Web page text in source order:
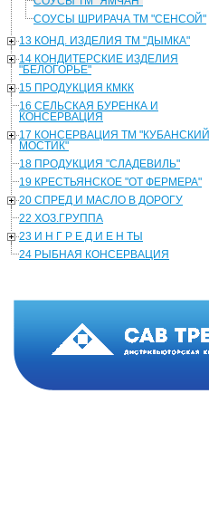
СОУСЫ ШРИРАЧА ТМ "СЕНСОЙ"
13 КОНД. ИЗДЕЛИЯ ТМ "ДЫМКА"
14 КОНДИТЕРСКИЕ ИЗДЕЛИЯ
"БЕЛОГОРЬЕ"
15 ПРОДУКЦИЯ КМКК
16 СЕЛЬСКАЯ БУРЕНКА И
КОНСЕРВАЦИЯ
17 КОНСЕРВАЦИЯ ТМ "КУБАНСКИЙ
МОСТИК"
18 ПРОДУКЦИЯ "СЛАДЕВИЛЬ"
19 КРЕСТЬЯНСКОЕ "ОТ ФЕРМЕРА"
20 СПРЕД И МАСЛО В ДОРОГУ
22 ХОЗ.ГРУППА
23 И Н Г Р Е Д И Е Н ТЫ
24 РЫБНАЯ КОНСЕРВАЦИЯ